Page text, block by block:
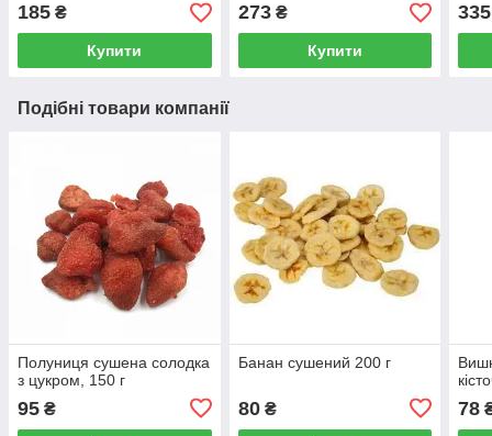
185 ₴
Купити
273₴
Купити
335
Подібні товари компанії
Полуниця сушена солодка
з цукром, 150 г
95 ₴
Банан сушений 200 г
80₴ 78